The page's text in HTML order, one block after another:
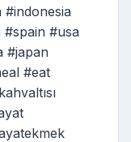
#usa
#japan
#eat